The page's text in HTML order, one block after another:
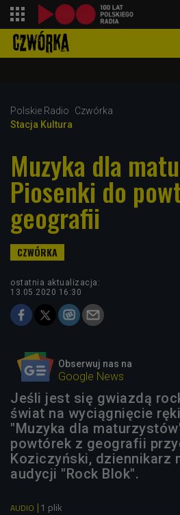
Polskie Radio
Czwórka
Stacja Kultura
Muzyka dla
Piosenki do
geografii
ostatnia aktualizacja:
13.05.2020 16:30
Obserwuj nas na
Google News
Jeśli jest się gwiazdą
świat na wyciągnięcie
"Muzyka dla
powtórek z geografii
Koziczyński, dziennikarz
audycji "Rock Blok".
AUDIO 1 plik